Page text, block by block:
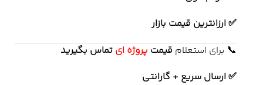
✅ ارزانترین قیمت بازار
📞 برای استعلام قیمت پروژه ای تماس بگیرید
✅ ارسال سریع + گارانتی